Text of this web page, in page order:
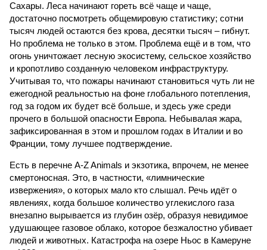
Сахары. Леса начинают гореть всё чаще и чаще,
достаточно посмотреть общемировую статистику; сотни
тысяч людей остаются без крова, десятки тысяч – гибнут.
Но проблема не только в этом. Проблема ещё и в том, что
огонь уничтожает лесную экосистему, сельское хозяйство
и кропотливо созданную человеком инфраструктуру.
Учитывая то, что пожары начинают становиться чуть ли не
ежегодной реальностью на фоне глобального потепления,
год за годом их будет всё больше, и здесь уже среди
прочего в большой опасности Европа. Небывалая жара,
зафиксированная в этом и прошлом годах в Италии и во
Франции, тому лучшее подтверждение.
Есть в перечне A-Z Animals и экзотика, впрочем, не менее
смертоносная. Это, в частности, «лимнические
извержения», о которых мало кто слышал. Речь идёт о
явлениях, когда большое количество углекислого газа
внезапно вырывается из глубин озёр, образуя невидимое
удушающее газовое облако, которое безжалостно убивает
людей и животных. Катастрофа на озере Ньос в Камеруне